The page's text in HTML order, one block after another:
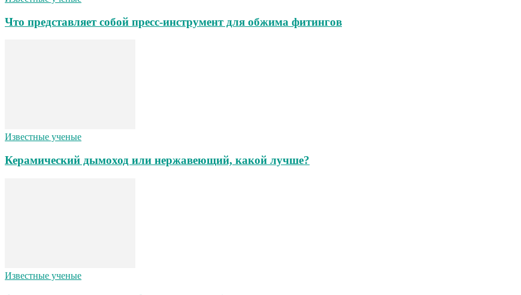
Что представляет собой пресс-инструмент для обжима фитингов
Известные ученые
Керамический дымоход или нержавеющий, какой лучше?
Известные ученые